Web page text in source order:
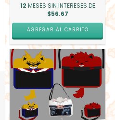
12 MESES SIN INTERESES DE
$56.67
AGREGAR AL CARRITO